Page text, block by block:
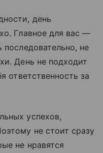
день
Главное для вас —
последовательно, не
День не подходит
ответственность за
успехов,
не стоит сразу
не нравятся